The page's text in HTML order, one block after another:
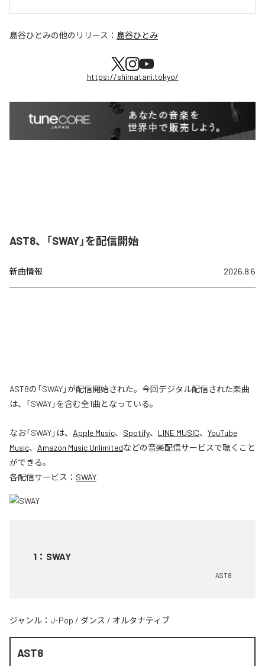
島谷ひとみの他のリリース： 島谷ひとみ
https://shimatani.tokyo/
AST8、「SWAY」を配信開始
新曲情報 2026.8.6
AST8の「SWAY」が配信開始された。今回デジタル配信された楽曲
は、「SWAY」を含む全1曲となっている。
なお「SWAY」は、 Apple Music、 Spotify、 LINE MUSIC、 YouTube
Music、 Amazon Music Unlimitedなどの音楽配信サービスで聴くこと
ができる。
各配信サービス： SWAY
1 ： SWAY
AST8
ジャンル： J-Pop / ダンス / オルタナティブ
AST8